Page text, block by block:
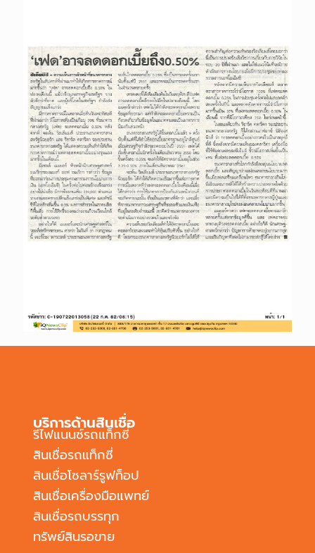
บริการด้านสินเชื่อ
รีไฟแนนซ์รถแท็กซี่
สินเชื่อรถแท็กซี่
สินเชื่อโซลาร์รูฟท็อป
สินเชื่อเครื่องมือแพทย์
สินเชื่อรถบรรทุก
ทรัพย์สินรอขาย